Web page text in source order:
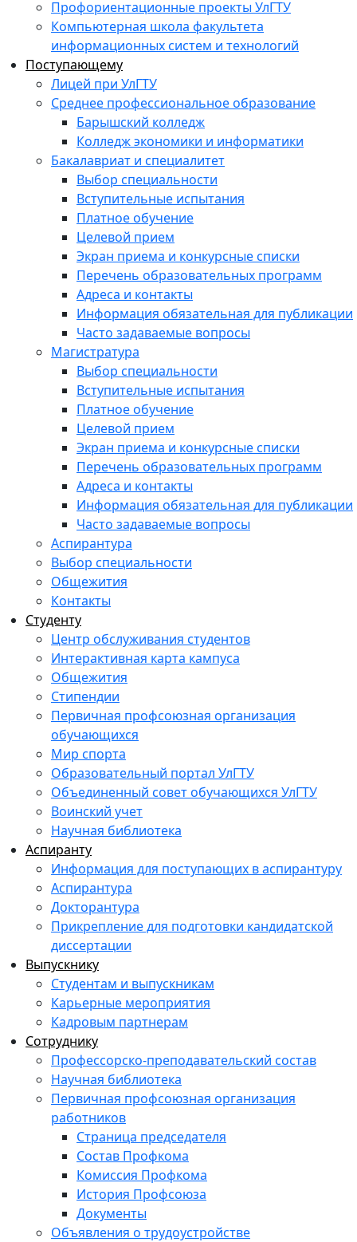
Профориентационные проекты УлГТУ
Компьютерная школа факультета
информационных систем и технологий
Поступающему
Лицей при УлГТУ
Среднее профессиональное образование
Барышский колледж
Колледж экономики и информатики
Бакалавриат и специалитет
Выбор специальности
Вступительные испытания
Платное обучение
Целевой прием
Экран приема и конкурсные списки
Перечень образовательных программ
Адреса и контакты
Информация обязательная для публикации
Часто задаваемые вопросы
Магистратура
Выбор специальности
Вступительные испытания
Платное обучение
Целевой прием
Экран приема и конкурсные списки
Перечень образовательных программ
Адреса и контакты
Информация обязательная для публикации
Часто задаваемые вопросы
Аспирантура
Выбор специальности
Общежития
Контакты
Студенту
Центр обслуживания студентов
Интерактивная карта кампуса
Общежития
Стипендии
Первичная профсоюзная организация
обучающихся
Мир спорта
Образовательный портал УлГТУ
Объединенный совет обучающихся УлГТУ
Воинский учет
Научная библиотека
Аспиранту
Информация для поступающих в аспирантуру
Аспирантура
Докторантура
Прикрепление для подготовки кандидатской
диссертации
Выпускнику
Студентам и выпускникам
Карьерные мероприятия
Кадровым партнерам
Сотруднику
Профессорско-преподавательский состав
Научная библиотека
Первичная профсоюзная организация
работников
Страница председателя
Состав Профкома
Комиссия Профкома
История Профсоюза
Документы
Объявления о трудоустройстве